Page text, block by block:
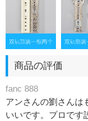
商品の評価
fanc 888
アンさんの劉さんは
いいです。プロです